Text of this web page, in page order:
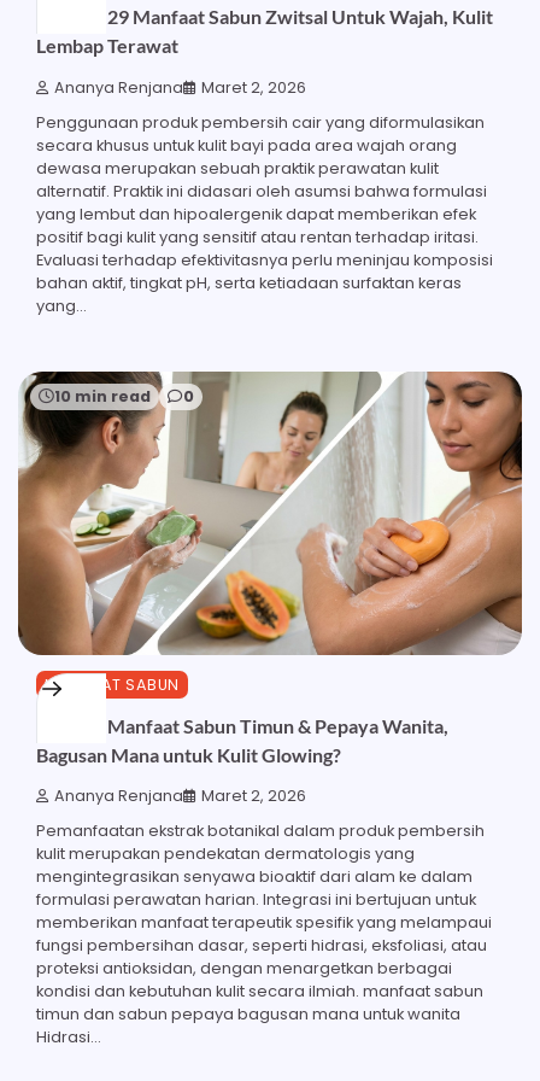
Ketahui 29 Manfaat Sabun Zwitsal Untuk Wajah, Kulit
Lembap Terawat
Ananya Renjana Maret 2, 2026
Penggunaan produk pembersih cair yang diformulasikan
secara khusus untuk kulit bayi pada area wajah orang
dewasa merupakan sebuah praktik perawatan kulit
alternatif. Praktik ini didasari oleh asumsi bahwa formulasi
yang lembut dan hipoalergenik dapat memberikan efek
positif bagi kulit yang sensitif atau rentan terhadap iritasi.
Evaluasi terhadap efektivitasnya perlu meninjau komposisi
bahan aktif, tingkat pH, serta ketiadaan surfaktan keras
yang…
10 min read 0
MANFAAT SABUN
Ketahui Manfaat Sabun Timun & Pepaya Wanita,
Bagusan Mana untuk Kulit Glowing?
Ananya Renjana Maret 2, 2026
Pemanfaatan ekstrak botanikal dalam produk pembersih
kulit merupakan pendekatan dermatologis yang
mengintegrasikan senyawa bioaktif dari alam ke dalam
formulasi perawatan harian. Integrasi ini bertujuan untuk
memberikan manfaat terapeutik spesifik yang melampaui
fungsi pembersihan dasar, seperti hidrasi, eksfoliasi, atau
proteksi antioksidan, dengan menargetkan berbagai
kondisi dan kebutuhan kulit secara ilmiah. manfaat sabun
timun dan sabun pepaya bagusan mana untuk wanita
Hidrasi…